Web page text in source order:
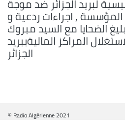
لبريد الجزائر ضد موجة
المؤسسة , اجراءات ردعية و
الضحايا مع السيد مبروك
المراكز الماليةببريد
الجزائر
© Radio Algérienne 2021